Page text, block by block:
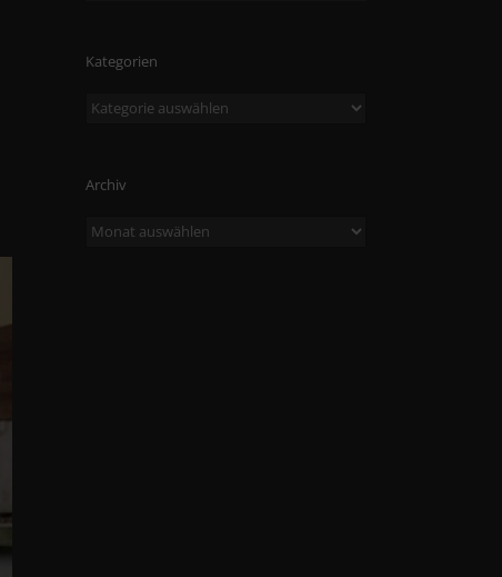
Kategorien
Kategorien
Archiv
Archiv